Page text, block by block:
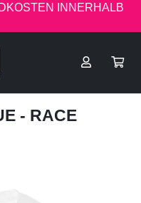
INNERHALB
- RACE